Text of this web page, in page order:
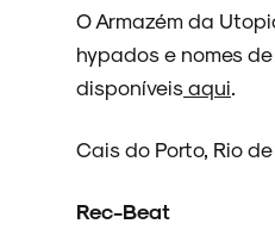
O Armazém da
hypados e nomes
disponíveisaqui
Cais do Porto, Rio
Rec-Beat